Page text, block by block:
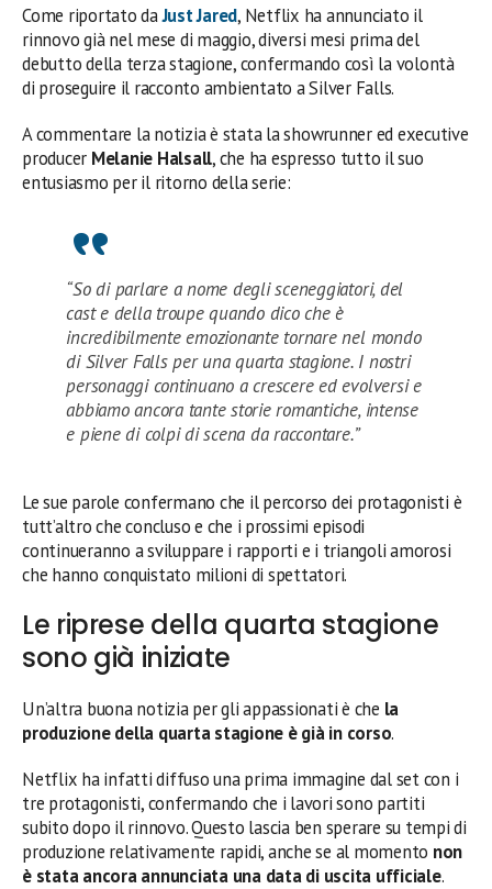
Come riportato daJust Jared, Netflix ha annunciato il
rinnovo già nel mese di maggio, diversi mesi prima del
debutto della terza stagione, confermando così la volontà
di proseguire il racconto ambientato a Silver Falls.
A commentare la notizia è stata la showrunner ed executive
producer Melanie Halsall, che ha espresso tutto il suo
entusiasmo per il ritorno della serie:
“So di parlare a nome degli sceneggiatori, del
cast e della troupe quando dico che è
incredibilmente emozionante tornare nel mondo
di Silver Falls per una quarta stagione. I nostri
personaggi continuano a crescere ed evolversi e
abbiamo ancora tante storie romantiche, intense
e piene di colpi di scena da raccontare.”
Le sue parole confermano che il percorso dei protagonisti è
tutt’altro che concluso e che i prossimi episodi
continueranno a sviluppare i rapporti e i triangoli amorosi
che hanno conquistato milioni di spettatori.
Le riprese della quarta stagione
sono già iniziate
Un’altra buona notizia per gli appassionati è che la
produzione della quarta stagione è già in corso.
Netflix ha infatti diffuso una prima immagine dal set con i
tre protagonisti, confermando che i lavori sono partiti
subito dopo il rinnovo. Questo lascia ben sperare su tempi di
produzione relativamente rapidi, anche se al momento non
è stata ancora annunciata una data di uscita ufficiale.